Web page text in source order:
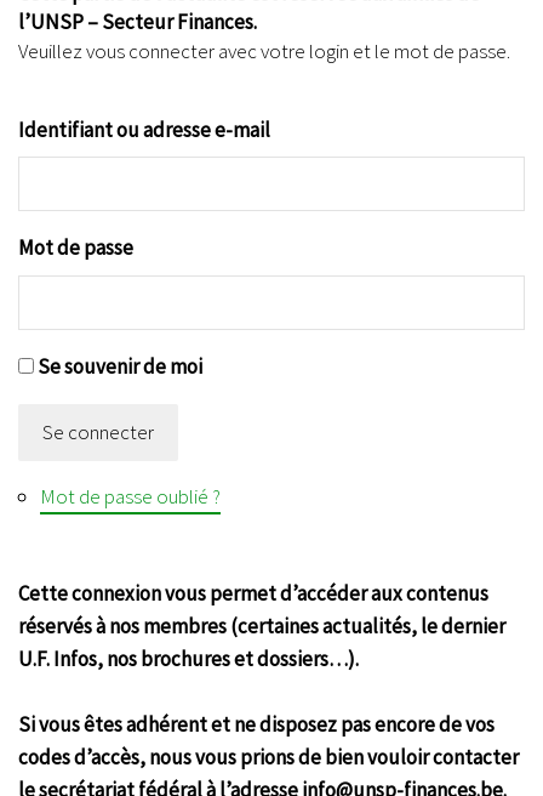
l’UNSP – Secteur Finances.
Veuillez vous connecter avec votre login et le mot de passe.
Identifiant ou adresse e-mail
Mot de passe
Se souvenir de moi
Se connecter
Mot de passe oublié ?
Cette connexion vous permet d’accéder aux contenus
réservés à nos membres (certaines actualités, le dernier
U.F. Infos, nos brochures et dossiers…).
Si vous êtes adhérent et ne disposez pas encore de vos
codes d’accès, nous vous prions de bien vouloir contacter
le secrétariat fédéral à l’adresse info@unsp-finances.be.